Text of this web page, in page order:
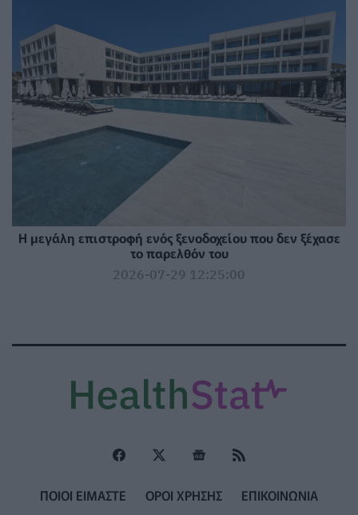
Η μεγάλη επιστροφή ενός ξενοδοχείου που δεν ξέχασε
το παρελθόν του
2026-07-29 12:25:00
ΠΟΙΟΙ ΕΙΜΑΣΤΕ ΟΡΟΙ ΧΡΗΣΗΣ ΕΠΙΚΟΙΝΩΝΙΑ